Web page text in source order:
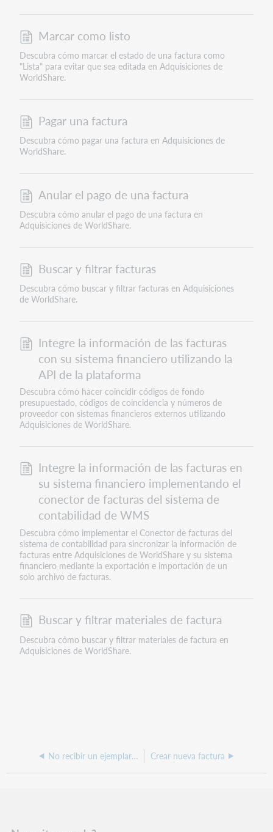
Marcar como listo
Descubra cómo marcar el estado de una factura como
"Lista" para evitar que sea editada en Adquisiciones de
WorldShare.
Pagar una factura
Descubra cómo pagar una factura en Adquisiciones de
WorldShare.
Anular el pago de una factura
Descubra cómo anular el pago de una factura en
Adquisiciones de WorldShare.
Buscar y filtrar facturas
Descubra cómo buscar y filtrar facturas en Adquisiciones
de WorldShare.
Integre la información de las facturas
con su sistema financiero utilizando la
API de la plataforma
Descubra cómo hacer coincidir códigos de fondo
presupuestado, códigos de coincidencia y números de
proveedor con sistemas financieros externos utilizando
Adquisiciones de WorldShare.
Integre la información de las facturas en
su sistema financiero implementando el
conector de facturas del sistema de
contabilidad de WMS
Descubra cómo implementar el Conector de facturas del
sistema de contabilidad para sincronizar la información de
facturas entre Adquisiciones de WorldShare y su sistema
financiero mediante la exportación e importación de un
solo archivo de facturas.
Buscar y filtrar materiales de factura
Descubra cómo buscar y filtrar materiales de factura en
Adquisiciones de WorldShare.
No recibir un ejemplar seriado Crear nueva factura